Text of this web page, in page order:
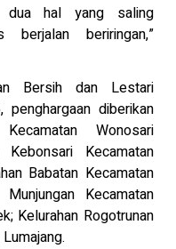
dua hal yang saling
berjalan beriringan,”
Bersih dan Lestari
penghargaan diberikan
Wonosari
Kecamatan
Babatan Kecamatan
Kecamatan
Kelurahan Rogotrunan